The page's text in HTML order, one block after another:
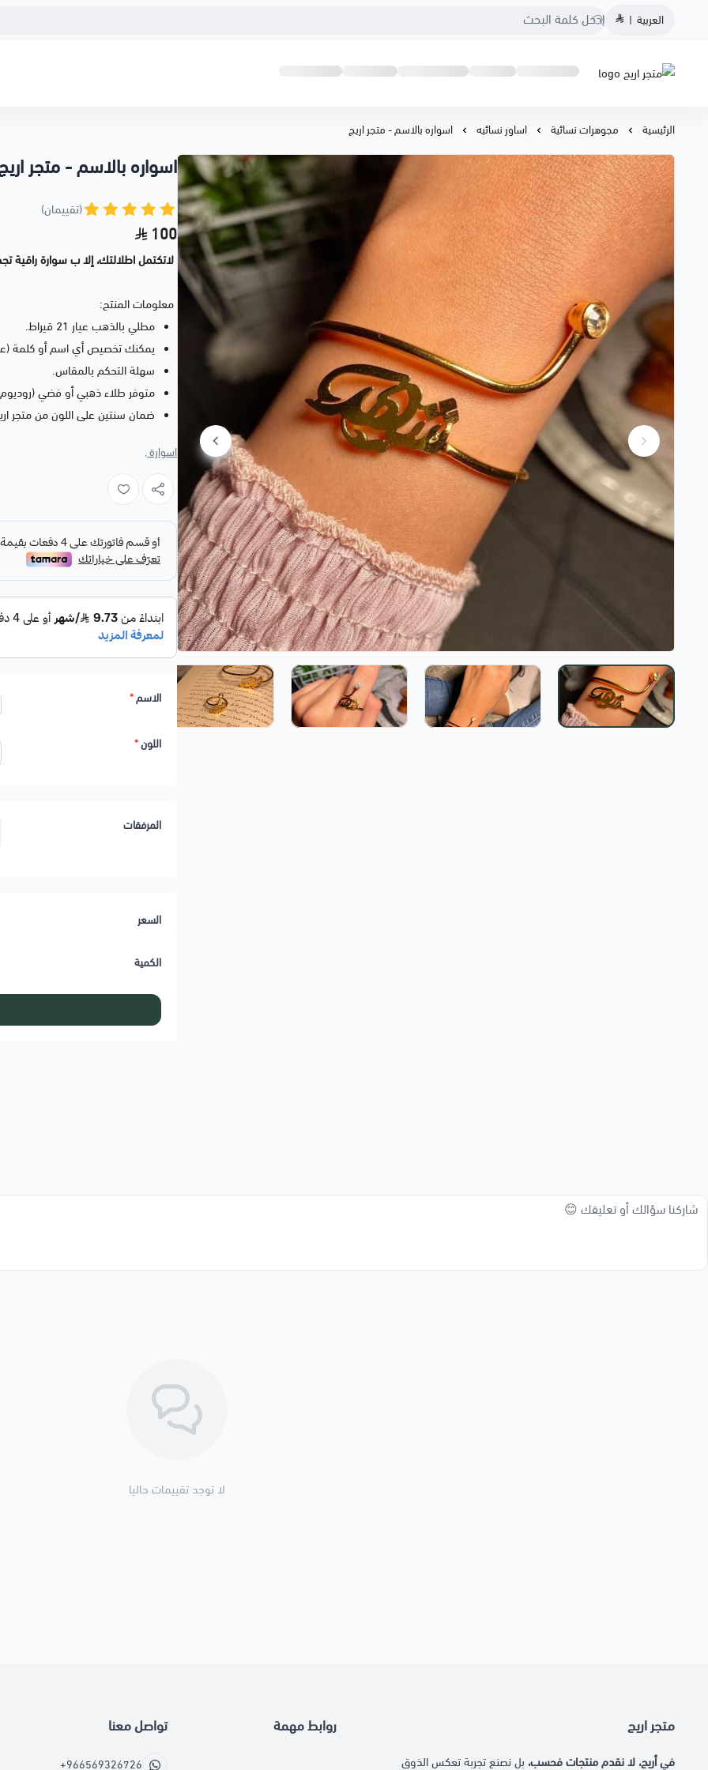
العربية |
متجر اريج
الرئيسية مجوهرات نسائية اساور نسائيه اسواره بالاسم - متجر اريج
اسواره بالاسم - متجر
(تقييمان)
100
لاتكتمل اطلالتك، إلا ب سوارة راقية
معلومات المنتج:
مطلي بالذهب عيار 21 قيراط.
يمكنك تخصيص أي اسم أو كلمة
سهلة التحكم بالمقاس.
متوفر طلاء ذهبي أو فضي
ضمان سنتين على اللون من متجر
اسوارة ,
الاسم*
اللون*
المرفقات
السعر
الكمية
لا توجد تقييمات حاليا
متجر اريج
في أريج، لا نقدم منتجات فحسب، بل نصنع تجربة تعكس الذوق
روابط مهمة تواصل معنا
+966569326726